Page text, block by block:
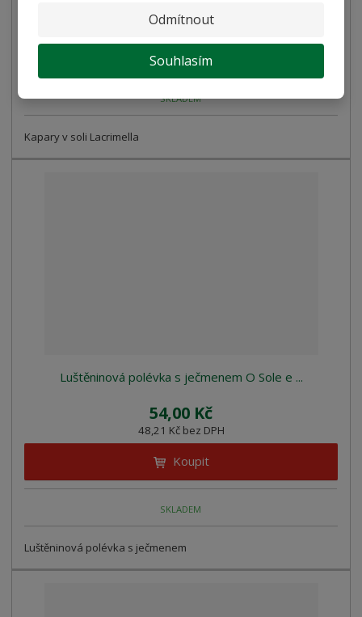
Odmítnout
Souhlasím
44,64 Kč bez DPH
SKLADEM
Kapary v soli Lacrimella
Luštěninová polévka s ječmenem O Sole e ...
54,00 Kč
48,21 Kč bez DPH
Koupit
SKLADEM
Luštěninová polévka s ječmenem